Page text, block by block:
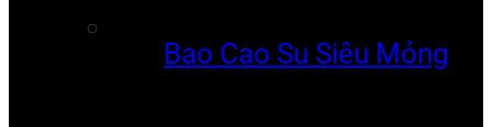
Bao Cao Su Siêu Mỏng